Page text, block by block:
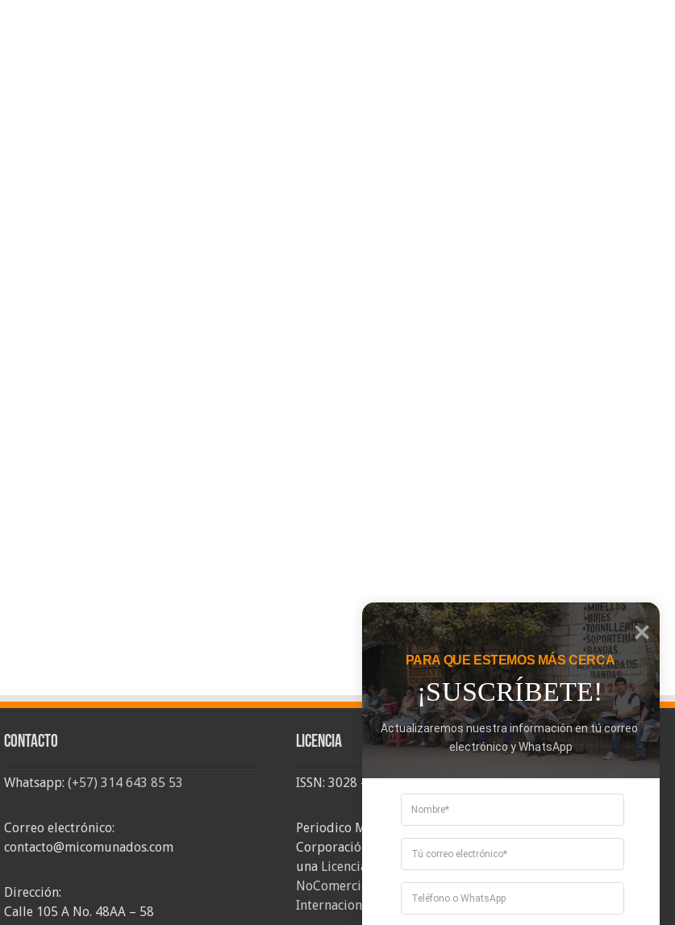
Contacto
Whatsapp: (+57) 314 643 85 53
Correo electrónico:
contacto@micomunados.com
Dirección:
Calle 105 A No. 48AA – 58
Licencia
ISSN: 3028 - 6026
Periodico Mi Comuna 2, elaborado por
Corporación Mi Comuna se distribuye bajo
una Licencia Creative Commons Atribución-
NoComercial-CompartirIgual 4.0
Internacional
PARA QUE ESTEMOS MÁS CERCA
¡SUSCRÍBETE!
Actualizaremos nuestra información en tú correo
electrónico y WhatsApp